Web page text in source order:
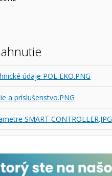
údaje POL EKO.PNG
a príslušenstvo.PNG
SMART CONTROLLER.JPG